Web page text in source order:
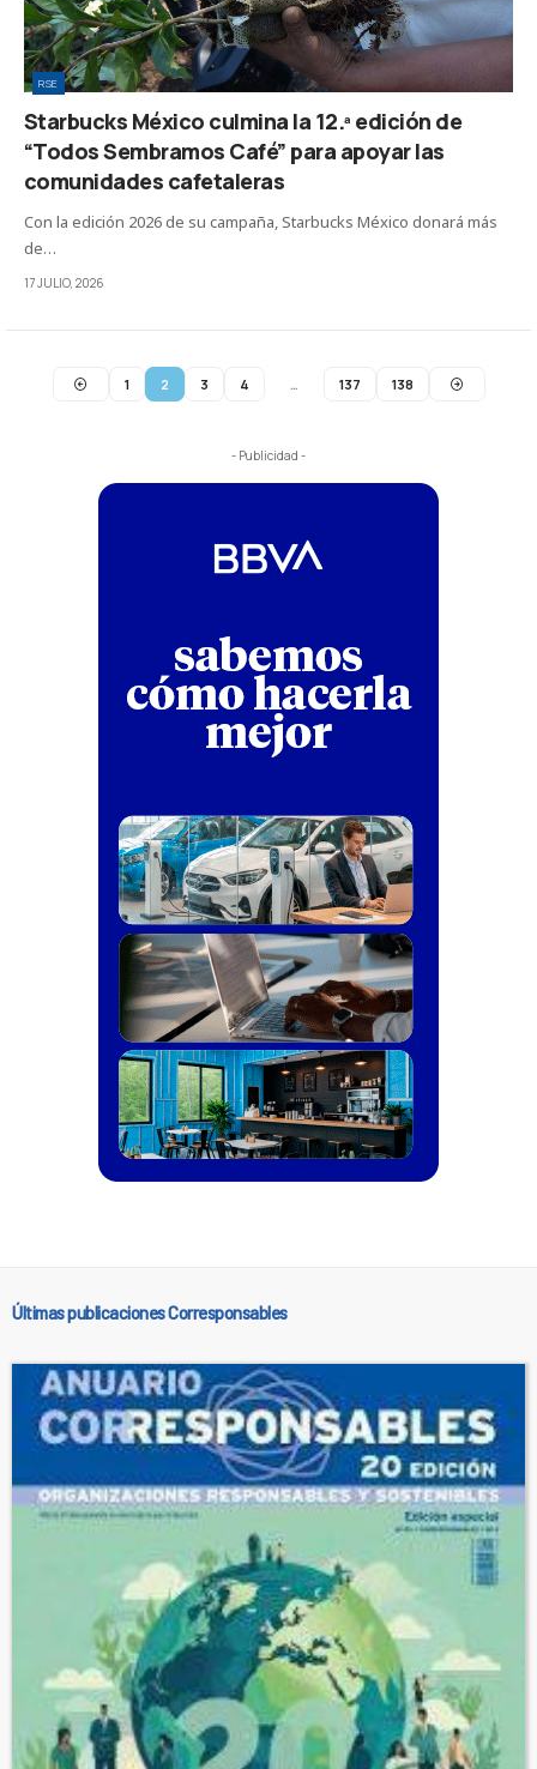
RSE
Starbucks México culmina la 12.ª edición de
“Todos Sembramos Café” para apoyar las
comunidades cafetaleras
Con la edición 2026 de su campaña, Starbucks México donará más
de…
17 JULIO, 2026
1 2 3 4 … 137 138
- Publicidad -
Últimas publicaciones Corresponsables